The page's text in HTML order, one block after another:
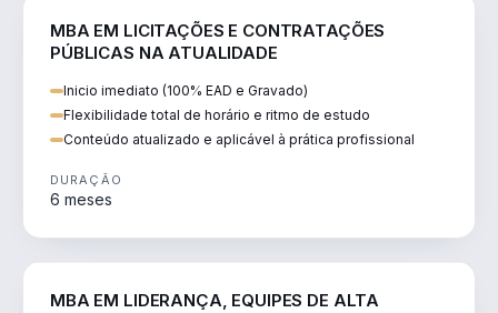
MBA EM LICITAÇÕES E CONTRATAÇÕES
PÚBLICAS NA ATUALIDADE
Inicio imediato (100% EAD e Gravado)
Flexibilidade total de horário e ritmo de estudo
Conteúdo atualizado e aplicável à prática profissional
DURAÇÃO
6 meses
MBA EM LIDERANÇA, EQUIPES DE ALTA